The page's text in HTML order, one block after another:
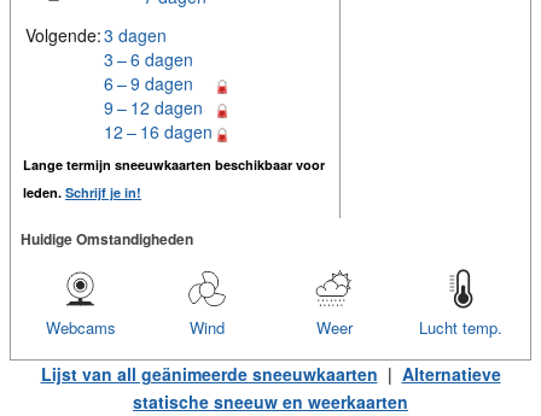
Volgende:3 dagen
3 – 6 dagen
6 – 9 dagen
9 – 12 dagen
12 – 16 dagen
Lange termijn sneeuwkaarten beschikbaar voor
leden. Schrijf je in!
Huidige Omstandigheden
Lucht temp.
Weer
Wind
Webcams
Lijst van all geänimeerde sneeuwkaarten | Alternatieve
statische sneeuw en weerkaarten